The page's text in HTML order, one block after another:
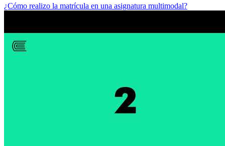
¿Cómo realizo la matrícula en una asignatura multimodal?